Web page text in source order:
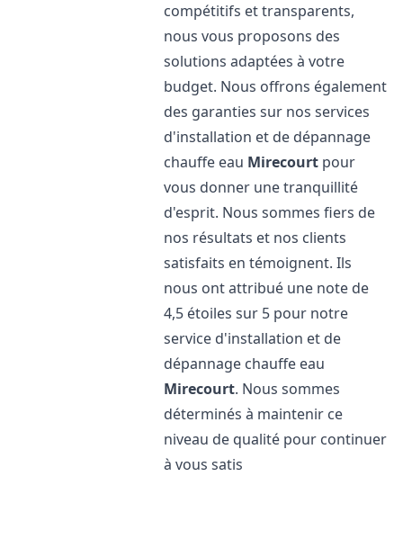
compétitifs et transparents,
nous vous proposons des
solutions adaptées à votre
budget. Nous offrons également
des garanties sur nos services
d'installation et de dépannage
chauffe eau Mirecourt pour
vous donner une tranquillité
d'esprit. Nous sommes fiers de
nos résultats et nos clients
satisfaits en témoignent. Ils
nous ont attribué une note de
4,5 étoiles sur 5 pour notre
service d'installation et de
dépannage chauffe eau
Mirecourt. Nous sommes
déterminés à maintenir ce
niveau de qualité pour continuer
à vous satis